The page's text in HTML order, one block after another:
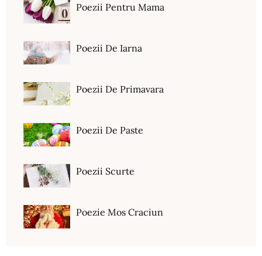
Poezii Pentru Mama
Poezii De Iarna
Poezii De Primavara
Poezii De Paste
Poezii Scurte
Poezie Mos Craciun